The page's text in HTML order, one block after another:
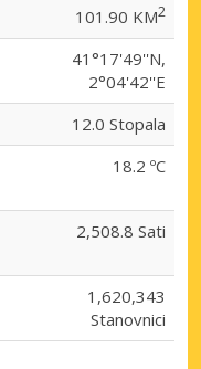
101.90 KM2
41°17'49''N,
2°04'42''E
12.0 Stopala
18.2 ºC
2,508.8 Sati
1,620,343
Stanovnici